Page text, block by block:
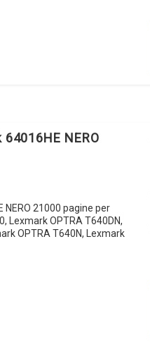
NERO
NERO 21000 pagine per
Lexmark OPTRA T640DN,
OPTRA T640N, Lexmark